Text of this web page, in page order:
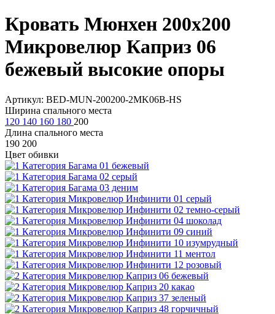
Кровать Мюнхен 200х200
Микровелюр Каприз 06
бежевый высокие опоры
Артикул: BED-MUN-200200-2MK06B-HS
Ширина спального места
120 140 160 180 200
Длина спального места
190 200
Цвет обивки